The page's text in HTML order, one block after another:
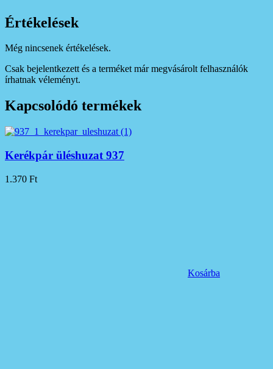
Értékelések
Még nincsenek értékelések.
Csak bejelentkezett és a terméket már megvásárolt felhasználók
írhatnak véleményt.
Kapcsolódó termékek
Kerékpár üléshuzat 937
1.370 Ft
Kosárba